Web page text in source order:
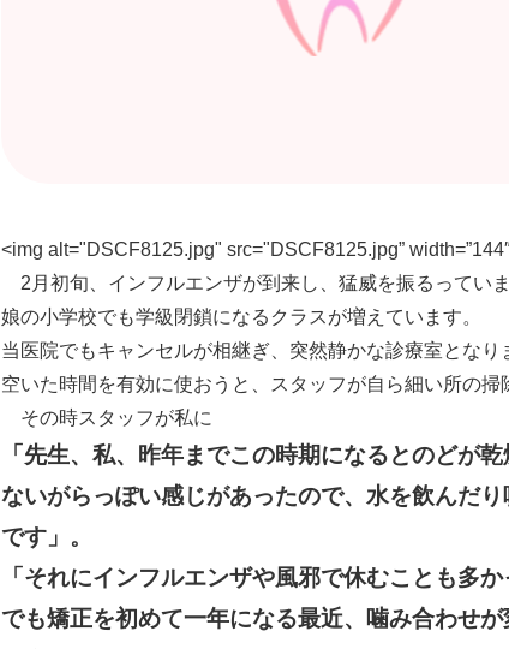
<img alt="DSCF8125.jpg" src="DSCF8125.jpg” width=”144″
2月初旬、インフルエンザが到来し、猛威を振るっていま
娘の小学校でも学級閉鎖になるクラスが増えています。
当医院でもキャンセルが相継ぎ、突然静かな診療室となり
空いた時間を有効に使おうと、スタッフが自ら細い所の掃
その時スタッフが私に
「先生、私、昨年までこの時期になるとのどが
ないがらっぽい感じがあったので、水を飲んだ
です」。
「それにインフルエンザや風邪で休むことも多か
でも矯正を初めて一年になる最近、噛み合わせ